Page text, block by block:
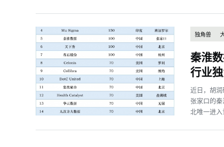
独角兽
秦淮
行业
近日，胡
张家口的
北唯一进入